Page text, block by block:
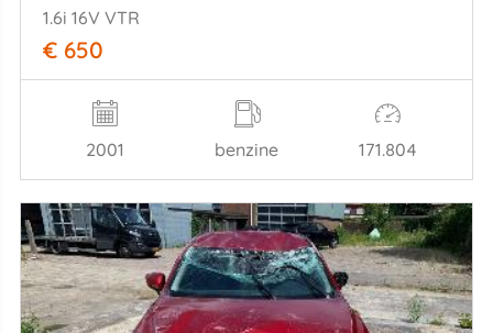
1.6i 16V VTR
€ 650
2001 benzine 171.804